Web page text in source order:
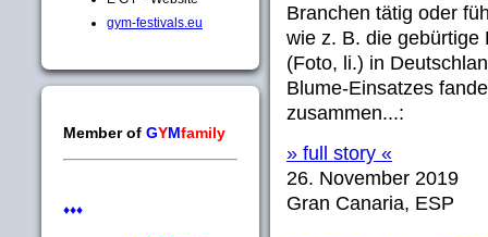
gym-festivals.eu
Member of GYMfamily
♦♦♦
Branchen tätig oder
wie z. B. die
(Foto, li.) in
Blume-Einsatzes
zusammen...:
» full story «
26. November 2019
Gran Canaria, ESP